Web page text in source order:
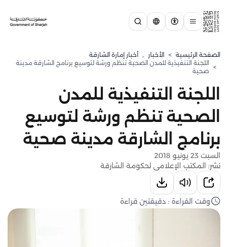
الصفحة الرئيسية > الأخبار , أخبار إمارة الشارقة
>
اللجنة التنفيذية للمدن الصحية تنظم ورشة لتوسيع برنامج الشارقة مدينة
صحية
اللجنة التنفيذية للمدن
الصحية تنظم ورشة لتوسيع
برنامج الشارقة مدينة صحية
السبت 23 يونيو 2018
نشر: المكتب الإعلامي لحكومة الشارقة
وقت القراءة : دقيقتين قراءة